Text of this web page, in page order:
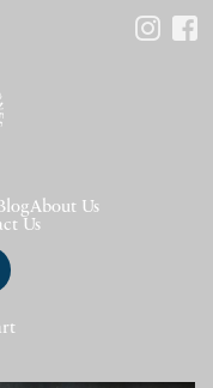
BlogAbout Us
Us